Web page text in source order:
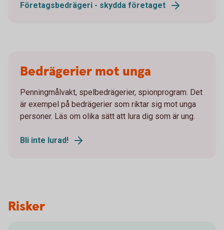
Företagsbedrägeri - skydda företaget
Bedrägerier mot unga
Penningmålvakt, spelbedrägerier, spionprogram. Det
är exempel på bedrägerier som riktar sig mot unga
personer. Läs om olika sätt att lura dig som är ung.
Bli inte lurad!
Risker